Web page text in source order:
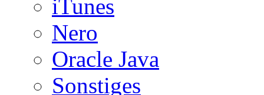
iTunes
Nero
Oracle Java
Sonstiges